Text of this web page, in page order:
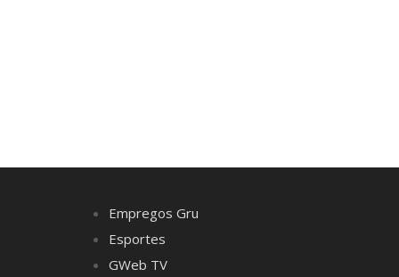
Empregos Gru
Esportes
GWeb TV